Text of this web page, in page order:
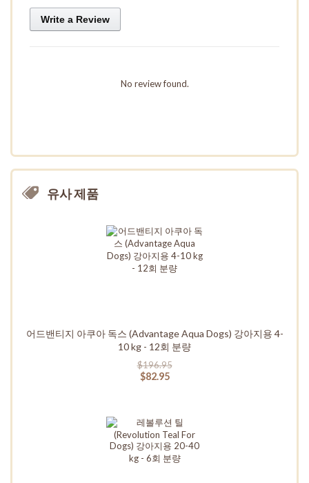
Write a Review
No review found.
유사 제품
어드밴티지 아쿠아 독스 (Advantage Aqua Dogs) 강아지용 4-
10 kg - 12회 분량
$196.95
$82.95